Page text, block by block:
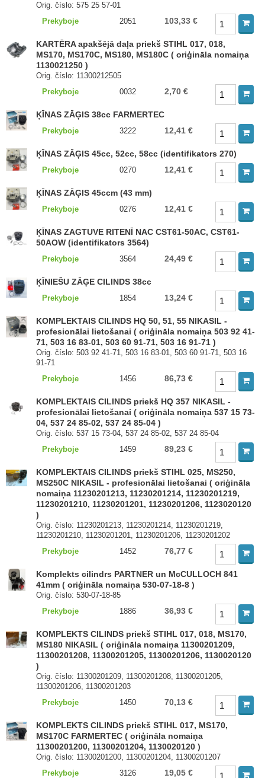
Orig. číslo: 575 25 57-01
Prekyboje
2051 103,33 €
KARTĒRA apakšējā daļa priekš STIHL 017, 018,
MS170, MS170C, MS180, MS180C ( oriģināla nomaiņa
1130021250 )
Orig. číslo: 11300212505
Prekyboje
0032 2,70 €
ĶĪNAS ZĀĢIS 38cc FARMERTEC
Prekyboje 3222 12,41 €
ĶĪNAS ZĀĢIS 45cc, 52cc, 58cc (identifikators 270)
Prekyboje 0270 12,41 €
ĶĪNAS ZĀĢIS 45ccm (43 mm)
Prekyboje 0276 12,41 €
ĶĪNAS ZAGTUVE RITENĪ NAC CST61-50AC, CST61-
50AOW (identifikators 3564)
Prekyboje 3564 24,49 €
ĶĪNIEŠU ZĀĢE CILINDS 38cc
Prekyboje 1854 13,24 €
KOMPLEKTAIS CILINDS HQ 50, 51, 55 NIKASIL -
profesionālai lietošanai ( oriģināla nomaiņa 503 92 41-
71, 503 16 83-01, 503 60 91-71, 503 16 91-71 )
Orig. číslo: 503 92 41-71, 503 16 83-01, 503 60 91-71, 503 16
91-71
Prekyboje
1456 86,73 €
KOMPLEKTAIS CILINDS priekš HQ 357 NIKASIL -
profesionālai lietošanai ( oriģināla nomaiņa 537 15 73-
04, 537 24 85-02, 537 24 85-04 )
Orig. číslo: 537 15 73-04, 537 24 85-02, 537 24 85-04
Prekyboje
1459 89,23 €
KOMPLEKTAIS CILINDS priekš STIHL 025, MS250,
MS250C NIKASIL - profesionālai lietošanai ( oriģināla
nomaiņa 11230201213, 11230201214, 11230201219,
11230201210, 11230201201, 11230201206, 1123020120
)
Orig. číslo: 11230201213, 11230201214, 11230201219,
11230201210, 11230201201, 11230201206, 11230201202
Prekyboje
1452 76,77 €
Komplekts cilindrs PARTNER un McCULLOCH 841
41mm ( oriģināla nomaiņa 530-07-18-8 )
Orig. číslo: 530-07-18-85
Prekyboje
1886 36,93 €
KOMPLEKTS CILINDS priekš STIHL 017, 018, MS170,
MS180 NIKASIL ( oriģināla nomaiņa 11300201209,
11300201208, 11300201205, 11300201206, 1130020120
)
Orig. číslo: 11300201209, 11300201208, 11300201205,
11300201206, 11300201203
Prekyboje
1450 70,13 €
KOMPLEKTS CILINDS priekš STIHL 017, MS170,
MS170C FARMERTEC ( oriģināla nomaiņa
11300201200, 11300201204, 1130020120 )
Orig. číslo: 11300201200, 11300201204, 11300201207
Prekyboje
3126 19,05 €